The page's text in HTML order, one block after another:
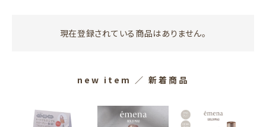
現在登録されている商品はありません。
new item ／ 新着商品